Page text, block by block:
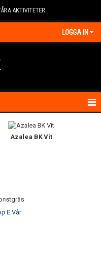
AKTIVITETER
LOGGA IN
Azalea BK Vit
E Vår